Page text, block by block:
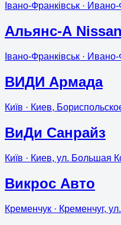
Івано-Франківськ ·
Альянс-А Nissan
Івано-Франківськ ·
ВИДИ Армада
Київ · Киев,
ВиДи Санрайз
Київ · Киев, ул. Большая
Викрос Авто
Кременчук · Кременчуг,